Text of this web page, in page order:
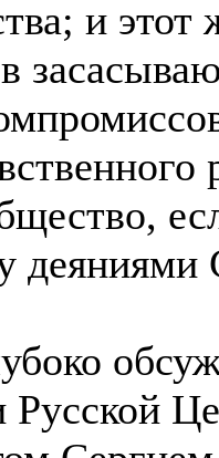
и этот
деяниями
Русской